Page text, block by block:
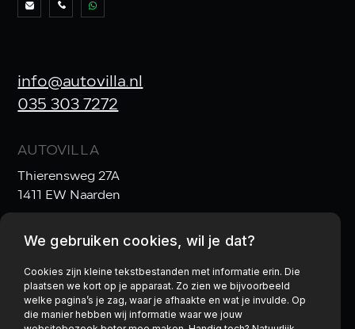
info@autovilla.nl
035 303 7272
AUTOVILLA
Thierensweg 27A
1411 EW Naarden
OPENINGSTIJDEN
Ma t/m Vr: 10:00–17:30
Za:10:00–17:00& Zo:gesloten
We gebruiken cookies, wil je dat?
Cookies zijn kleine tekstbestanden met informatie erin. Die
plaatsen we kort op je apparaat. Zo zien we bijvoorbeeld
welke pagina’s je zag, waar je afhaakte en wat je invulde. Op
die manier hebben wij informatie waar we jouw